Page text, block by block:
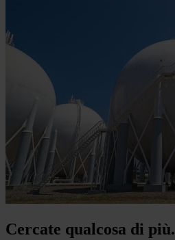
Cercate qualcosa di più.